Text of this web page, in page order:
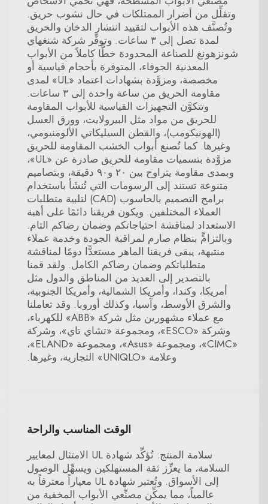
وتقلِّل من أضرار الممتلكات في حال نشوب حريق.
وتُصنَّف هذه الأبواب لتقييد انتشار الدخان والحريق
لمدة تصل إلى ٣ ساعات. وتوفِّر شركة شنغهاي
شونزهونغ للصناعة المحدودة خطًّا كاملاً من الأبواب
المعدنية الجوفاء، المتوفرة بأحجام قياسية أو
مخصصة، ومزوَّدة بشهادات اعتماد «UL» لمدى
مقاومة الحريق من ساعة واحدة إلى ٣ ساعات.
وتتكوَّن التجهيزات القياسية للأبواب المقاومة
للحريق من مواد مثل البيرولايت، وورق العسل
(الهونيكومب)، والقطن السيليكاتي الألومنيومي،
وغيرها. كما تُصنع أبواب الخشب المقاومة للحريق
مزوَّدة بتسميات مقاومة للحريق صادرة عن «UL»،
وبمدى مقاومة يتراوح بين ٢٠ و٩٠ دقيقة، وبتصاميم
متنوعة تستند إلى الرسومات التي تُنشَأ باستخدام
برامج التصميم بالحاسوب (CAD) لتلبية متطلبات
العملاء المختلفين. ويكون فريقنا دائمًا على أهبة
الاستعداد لمناقشة احتياجاتكم وضمان رضاكم التام.
وبالتزامٍّ بنظام صارم لمراقبة الجودة وخدمة عملاء
منتبهة، يبقى فريقنا الماهر مستعدًّا دومًا لمناقشة
متطلباتكم وضمان رضاكم الكامل. ولقد قمنا
بالتصدير إلى العديد من المناطق والدول مثل
أمريكا، وكندا، وأمريكا الشمالية، وأمريكا الجنوبية،
والشرق الأوسط، وآسيا، وكذلك أوروبا. وقد تعاملنا
مع عملاء مشهورين مثل شركة «ABB» للكهرباء،
وشركة «ESCO»، ومجموعة «تشاي تاي»، وشركة
«CIMC»، ومجموعة «Asus»، ومجموعة «ELAND»،
وعلامة «UNIQLO» التجارية، وغيرها.
الوقت المناسب والراحة
سلامة المنتج: تُؤكِّد شهادة UL الامتثال لمعايير
السلامة، ما يعزِّز ثقة المستهلكين ويسهِّل الوصول
إلى الأسواق. وتُعتبر شهادة UL معياراً معترفاً به
عالمياً، مما يمكِّن مصنِّعي الأبواب المخفية من